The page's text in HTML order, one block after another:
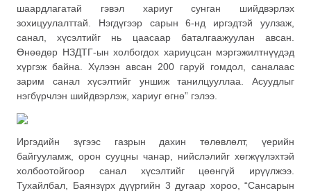
шаардлагатай гэвэл хариуг сунган шийдвэрлэх
зохицуулалттай. Нэгдүгээр сарын 6-нд иргэдтэй уулзаж,
санал, хүсэлтийг нь цаасаар баталгаажуулан авсан.
Өнөөдөр НЗДТГ-ын холбогдох хариуцсан мэргэжилтнүүдэд
хүргэж байна. Хүлээн авсан 200 гаруй гомдол, саналаас
зарим санал хүсэлтийг уншиж танилцууллаа. Асуудлыг
нэгбүрчлэн шийдвэрлэж, хариуг өгнө” гэлээ.
Иргэдийн зүгээс газрын дахин төлөвлөлт, үерийн
байгууламж, орон сууцны чанар, нийслэлийг хөгжүүлэхтэй
холбоотойгоор санал хүсэлтийг цөөнгүй ирүүлжээ.
Тухайлбал, Баянзүрх дүүргийн 3 дугаар хороо, “Сансарын